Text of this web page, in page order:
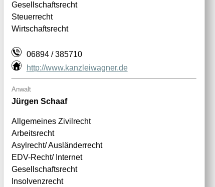
Gesellschaftsrecht
Steuerrecht
Wirtschaftsrecht
06894 / 385710
http://www.kanzleiwagner.de
Anwalt
Jürgen Schaaf
Allgemeines Zivilrecht
Arbeitsrecht
Asylrecht/ Ausländerrecht
EDV-Recht/ Internet
Gesellschaftsrecht
Insolvenzrecht